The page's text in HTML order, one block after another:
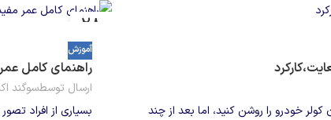
خودرو را روشن کنید، اما بعد از چند
28
جولای
آموزش
راهنمای کامل
ارسال توسطسوگند
بسیاری از افراد